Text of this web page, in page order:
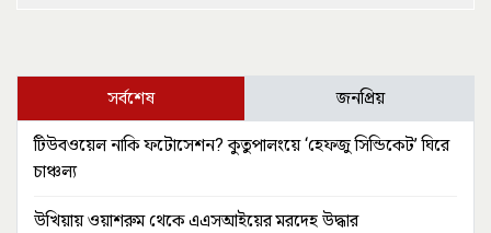
সর্বশেষ জনপ্রিয়
টিউবওয়েল নাকি ফটোসেশন? কুতুপালংয়ে ‘হেফজু সিন্ডিকেট’ ঘিরে
চাঞ্চল্য
উখিয়ায় ওয়াশরুম থেকে এএসআইয়ের মরদেহ উদ্ধার